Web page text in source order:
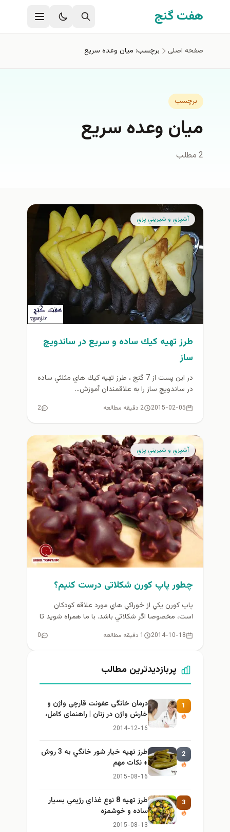
رفتن به محتوای اصلی
هفت گنج
صفحه اصلی برچسب: ميان وعده سريع
برچسب
ميان وعده سريع
2 مطلب
آشپزي و شيريني پزي
طرز تهيه كيك ساده و سريع در ساندويچ
ساز
در اين پست از 7 گنج ، طرز تهيه كيك هاي مثلثي ساده
در ساندويچ ساز را به علاقمندان آموزش...
2015-02-05 2 دقیقه مطالعه 2
آشپزي و شيريني پزي
چطور پاپ کورن شکلاتی درست كنيم؟
پاپ كورن يكي از خوراكي هاي مورد علاقه كودكان
است، مخصوصا اگر شكلاتي باشد. با ما همراه شويد تا
2014-10-18 1 دقیقه مطالعه 0
پربازدیدترین مطالب
1
درمان خانگی عفونت قارچی واژن و
خارش واژن در زنان | راهنمای کامل،
ایمن و کاربردی
2014-12-16
2
طرز تهيه خیار شور خانگي به 3 روش
+ نكات مهم
2015-08-16
3
طرز تهيه 8 نوع غذاي رژيمي بسيار
ساده و خوشمزه
2015-08-13